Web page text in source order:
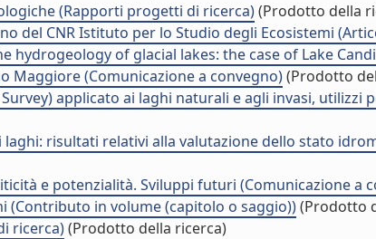
(Rapporti progetti di ricerca)(Prodotto della
del CNR Istituto per lo Studio degli Ecosistemi
hydrogeology of glacial lakes: the case of Lake
Maggiore (Comunicazione a convegno)(Prodotto
applicato ai laghi naturali e agli invasi,
risultati relativi alla valutazione dello stato
e potenzialità. Sviluppi futuri (Comunicazione a
(Contributo in volume (capitolo o saggio))(Prodotto
ricerca)(Prodotto della ricerca)